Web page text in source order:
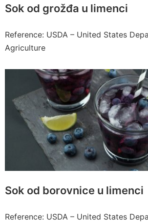
Sok od grožđa u limenci
Reference: USDA – United States
Agriculture
Sok od borovnice u limenci
Reference: USDA – United States